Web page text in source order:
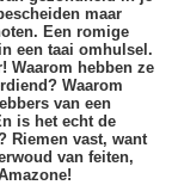
maar
Een romige
een taai omhulsel.
Waarom hebben ze
Waarom
van een
is het echt de
Riemen vast, want
van feiten,